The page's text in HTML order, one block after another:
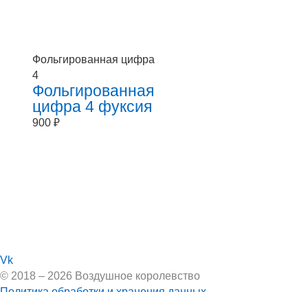
Фольгированная цифра
4
Фольгированная
цифра 4 фуксия
900 ₽
Vk
© 2018 – 2026 Воздушное королевство